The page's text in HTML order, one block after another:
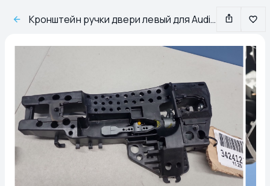
Кронштейн ручки двери левый для Audi A6 S6 C7 2011-2018 оригинал. номер: 4H0837885